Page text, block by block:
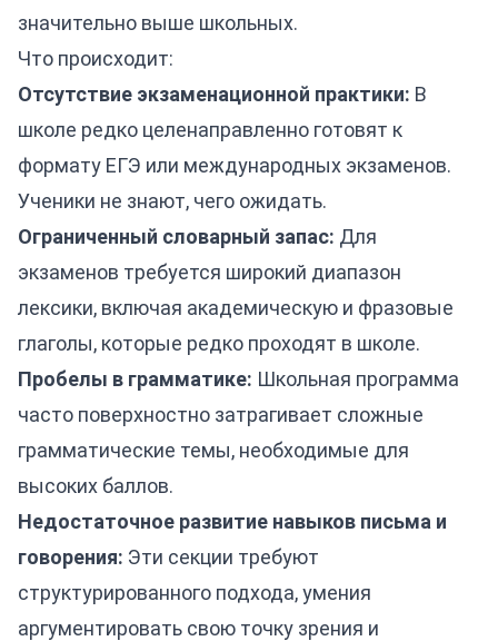
значительно выше школьных.
Что происходит:
Отсутствие экзаменационной практики: В
школе редко целенаправленно готовят к
формату ЕГЭ или международных экзаменов.
Ученики не знают, чего ожидать.
Ограниченный словарный запас: Для
экзаменов требуется широкий диапазон
лексики, включая академическую и фразовые
глаголы, которые редко проходят в школе.
Пробелы в грамматике: Школьная программа
часто поверхностно затрагивает сложные
грамматические темы, необходимые для
высоких баллов.
Недостаточное развитие навыков письма и
говорения: Эти секции требуют
структурированного подхода, умения
аргументировать свою точку зрения и